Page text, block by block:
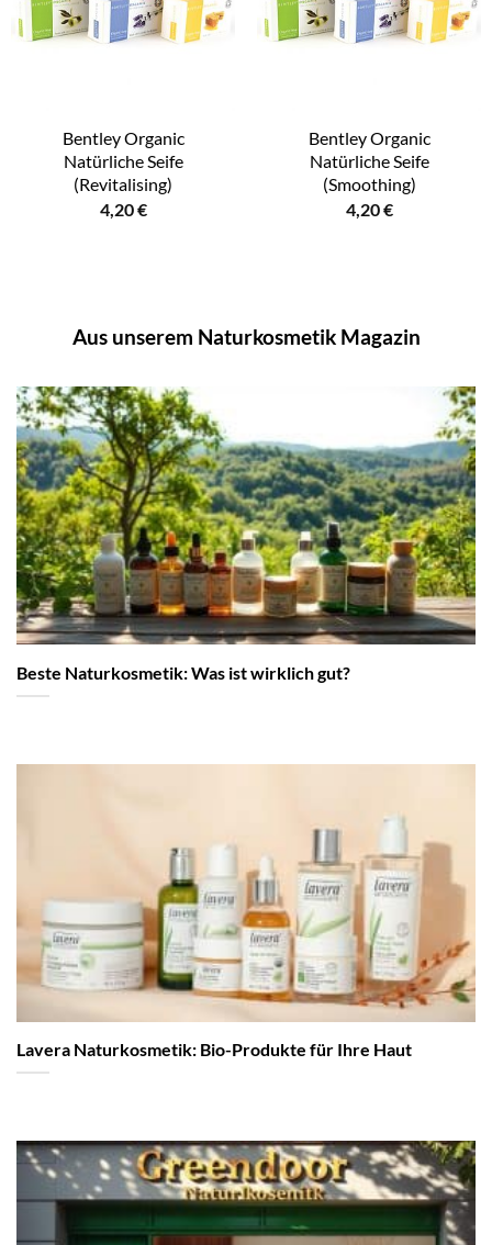
Bentley Organic
Natürliche Seife
(Revitalising)
4,20€
Bentley Organic
Natürliche Seife
(Smoothing)
4,20€
Aus unserem Naturkosmetik Magazin
Beste Naturkosmetik: Was ist wirklich gut?
Lavera Naturkosmetik: Bio-Produkte für Ihre Haut